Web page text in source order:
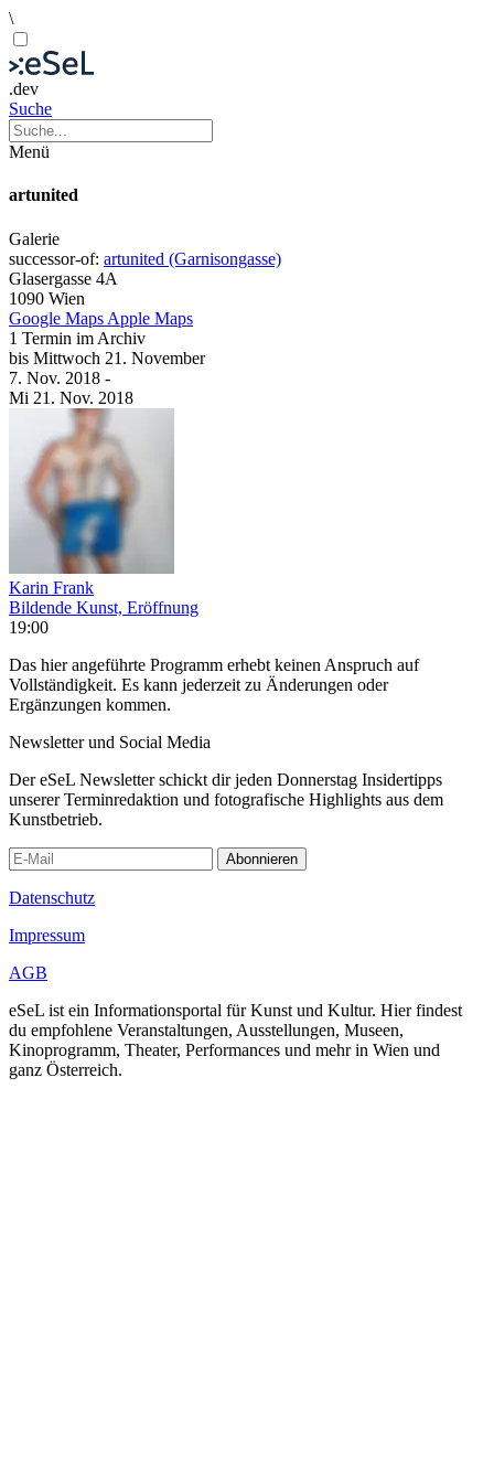
\
.dev
Suche
Menü
artunited
Galerie
successor-of: artunited (Garnisongasse)
Glasergasse 4A
1090 Wien
Google Maps Apple Maps
1 Termin im Archiv
bis Mittwoch 21. November
7. Nov. 2018 -
Mi 21. Nov. 2018
Karin Frank
Bildende Kunst, Eröffnung
19:00
Das hier angeführte Programm erhebt keinen Anspruch auf
Vollständigkeit. Es kann jederzeit zu Änderungen oder
Ergänzungen kommen.
Newsletter und Social Media
Der eSeL Newsletter schickt dir jeden Donnerstag Insidertipps
unserer Terminredaktion und fotografische Highlights aus dem
Kunstbetrieb.
Abonnieren
Datenschutz
Impressum
AGB
eSeL ist ein Informationsportal für Kunst und Kultur. Hier findest
du empfohlene Veranstaltungen, Ausstellungen, Museen,
Kinoprogramm, Theater, Performances und mehr in Wien und
ganz Österreich.